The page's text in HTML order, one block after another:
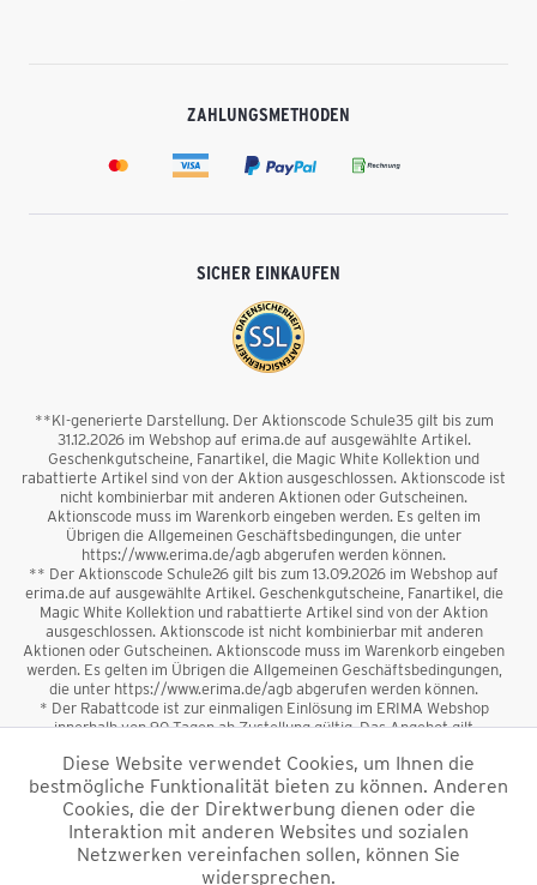
ZAHLUNGSMETHODEN
SICHER EINKAUFEN
**KI-generierte Darstellung. Der Aktionscode Schule35 gilt bis zum
31.12.2026 im Webshop auf erima.de auf ausgewählte Artikel.
Geschenkgutscheine, Fanartikel, die Magic White Kollektion und
rabattierte Artikel sind von der Aktion ausgeschlossen. Aktionscode ist
nicht kombinierbar mit anderen Aktionen oder Gutscheinen.
Aktionscode muss im Warenkorb eingeben werden. Es gelten im
Übrigen die Allgemeinen Geschäftsbedingungen, die unter
https://www.erima.de/agb abgerufen werden können.
** Der Aktionscode Schule26 gilt bis zum 13.09.2026 im Webshop auf
erima.de auf ausgewählte Artikel. Geschenkgutscheine, Fanartikel, die
Magic White Kollektion und rabattierte Artikel sind von der Aktion
ausgeschlossen. Aktionscode ist nicht kombinierbar mit anderen
Aktionen oder Gutscheinen. Aktionscode muss im Warenkorb eingeben
werden. Es gelten im Übrigen die Allgemeinen Geschäftsbedingungen,
die unter https://www.erima.de/agb abgerufen werden können.
* Der Rabattcode ist zur einmaligen Einlösung im ERIMA Webshop
innerhalb von 90 Tagen ab Zustellung gültig. Das Angebot gilt
sowie Geschenkgutscheine sind vom Rabatt ausgeschlossen. Der
Rabattcode ist nicht mit anderen Aktionen oder Gutscheinen
kombinierbar. Der Mindestbestellwert beträgt 50 €
*Alle Preise verstehen sich inkl. Mehrwertsteuer und zzgl.
und ggf. Nachnahmegebühren, wenn nicht anders
Diese Website verwendet Cookies, um Ihnen die
bestmögliche Funktionalität bieten zu können. Anderen
Cookies, die der Direktwerbung dienen oder die
Interaktion mit anderen Websites und sozialen
Netzwerken vereinfachen sollen, können Sie
widersprechen.